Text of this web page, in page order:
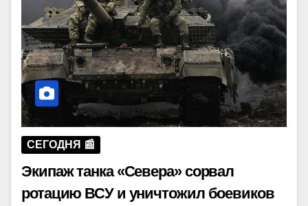
СЕГОДНЯ 📰
Экипаж танка «Севера» сорвал
ротацию ВСУ и уничтожил боевиков